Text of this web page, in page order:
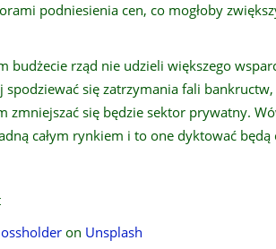
podniesienia cen, co mogłoby
budżecie rząd nie udzieli większego
spodziewać się zatrzymania fali
zmniejszać się będzie sektor prywatny.
całym rynkiem i to one dyktować będą
on Unsplash